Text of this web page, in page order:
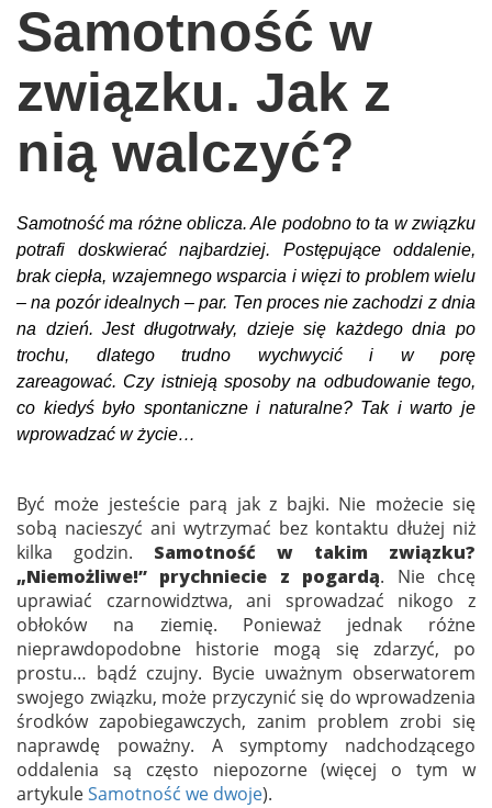
Inspiracje
sposób na życie
podróże
zrób to sam
EKO – Styl
kuchnia
praca
galerie
Samotność w
związku. Jak z
nią walczyć?
Samotność ma różne oblicza. Ale podobno to ta w związku
potrafi doskwierać najbardziej. Postępujące oddalenie,
brak ciepła, wzajemnego wsparcia i więzi to problem wielu
– na pozór idealnych – par. Ten proces nie zachodzi z dnia
na dzień. Jest długotrwały, dzieje się każdego dnia po
trochu, dlatego trudno wychwycić i w porę
zareagować. Czy istnieją sposoby na odbudowanie tego,
co kiedyś było spontaniczne i naturalne? Tak i warto je
wprowadzać w życie…
Być może jesteście parą jak z bajki. Nie możecie się
sobą nacieszyć ani wytrzymać bez kontaktu dłużej niż
kilka godzin. Samotność w takim związku?
„Niemożliwe!” prychniecie z pogardą. Nie chcę
uprawiać czarnowidztwa, ani sprowadzać nikogo z
obłoków na ziemię. Ponieważ jednak różne
nieprawdopodobne historie mogą się zdarzyć, po
prostu… bądź czujny. Bycie uważnym obserwatorem
swojego związku, może przyczynić się do wprowadzenia
środków zapobiegawczych, zanim problem zrobi się
naprawdę poważny. A symptomy nadchodzącego
oddalenia są często niepozorne (więcej o tym w
artykuleSamotność we dwoje).